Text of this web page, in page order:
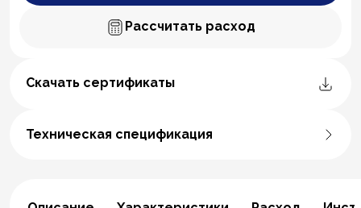
Рассчитать расход
Скачать сертификаты
Техническая спецификация